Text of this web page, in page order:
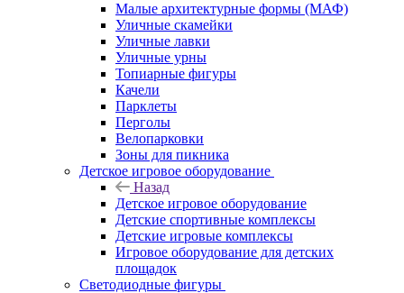
Малые архитектурные формы (МАФ)
Уличные скамейки
Уличные лавки
Уличные урны
Топиарные фигуры
Качели
Парклеты
Перголы
Велопарковки
Зоны для пикника
Детское игровое оборудование
Назад
Детское игровое оборудование
Детские спортивные комплексы
Детские игровые комплексы
Игровое оборудование для детских
площадок
Светодиодные фигуры